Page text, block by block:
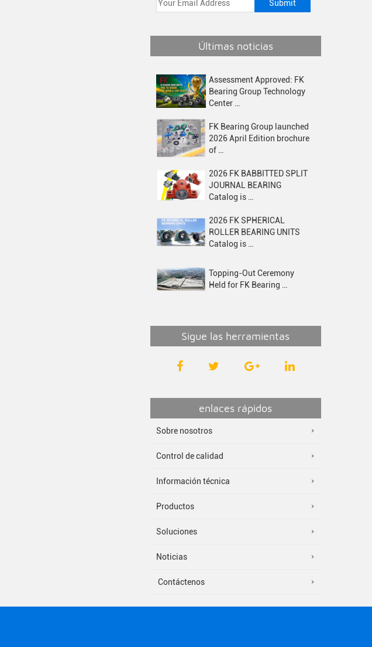
Últimas noticias
Assessment Approved: FK
Bearing Group Technology
Center …
FK Bearing Group launched
2026 April Edition brochure
of …
2026 FK BABBITTED SPLIT
JOURNAL BEARING
Catalog is …
2026 FK SPHERICAL
ROLLER BEARING UNITS
Catalog is …
Topping-Out Ceremony
Held for FK Bearing …
Sigue las herramientas
enlaces rápidos
Sobre nosotros
Control de calidad
Información técnica
Productos
Soluciones
Noticias
Contáctenos